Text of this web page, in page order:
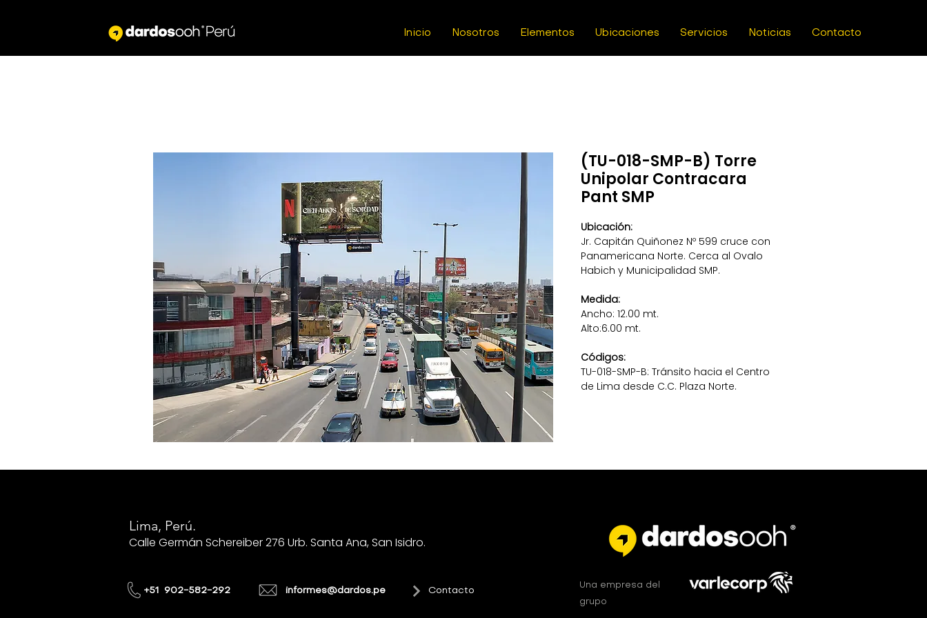
Inicio Nosotros Elementos Ubicaciones Servicios Noticias Contacto
(TU-018-SMP-B) Torre
Unipolar Contracara
Pant SMP
Ubicación:
Jr. Capitán Quiñonez Nº 599 cruce con
Panamericana Norte. Cerca al Ovalo
Habich y Municipalidad SMP.
Medida:
Ancho: 12.00 mt.
Alto:6.00 mt.
Códigos:
TU-018-SMP-B: Tránsito hacia el Centro
de Lima desde C.C. Plaza Norte.
Lima, Perú.
Calle Germán Schereiber 276 Urb. Santa Ana, San Isidro.
+51 902-582-292 informes@dardos.pe Contacto
Una empresa del
grupo